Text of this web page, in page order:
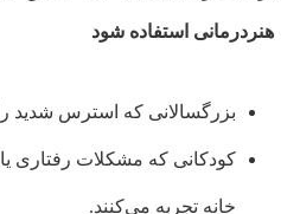
هنردرمانی استفاده شود
بزرگسالانی که استرس شدید
کودکانی که مشکلات رفتاری
خانه تجربه می‌کنند.